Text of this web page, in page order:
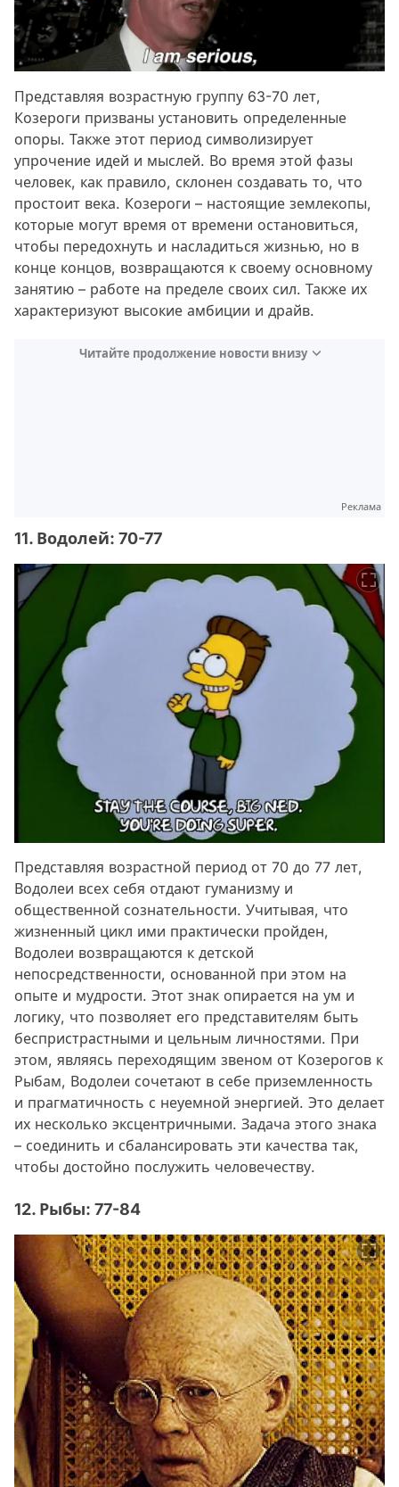
Представляя возрастную группу 63-70 лет,
Козероги призваны установить определенные
опоры. Также этот период символизирует
упрочение идей и мыслей. Во время этой фазы
человек, как правило, склонен создавать то, что
простоит века. Козероги – настоящие землекопы,
которые могут время от времени остановиться,
чтобы передохнуть и насладиться жизнью, но в
конце концов, возвращаются к своему основному
занятию – работе на пределе своих сил. Также их
характеризуют высокие амбиции и драйв.
Читайте продолжение новости внизу
Реклама
11. Водолей: 70-77
Представляя возрастной период от 70 до 77 лет,
Водолеи всех себя отдают гуманизму и
общественной сознательности. Учитывая, что
жизненный цикл ими практически пройден,
Водолеи возвращаются к детской
непосредственности, основанной при этом на
опыте и мудрости. Этот знак опирается на ум и
логику, что позволяет его представителям быть
беспристрастными и цельным личностями. При
этом, являясь переходящим звеном от Козерогов к
Рыбам, Водолеи сочетают в себе приземленность
и прагматичность с неуемной энергией. Это делает
их несколько эксцентричными. Задача этого знака
– соединить и сбалансировать эти качества так,
чтобы достойно послужить человечеству.
12. Рыбы: 77-84